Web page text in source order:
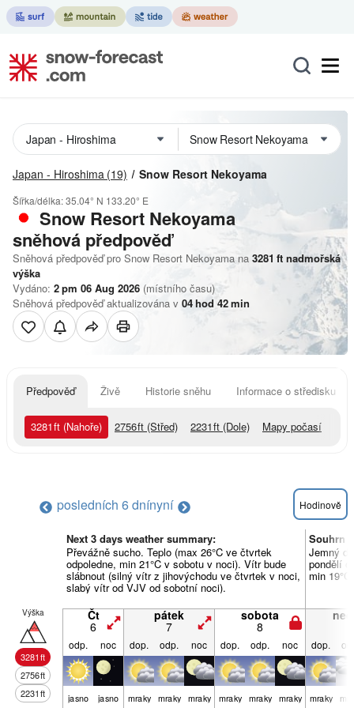
Japan - Hiroshima (19) Snow Resort Nekoyama
Šířka/délka:35.04° N 133.20° E
Snow Resort Nekoyama
sněhová předpověď
Sněhová předpověď pro Snow Resort Nekoyama na 3281 ft nadmořská
výška
Vydáno: 2 pm 06 Aug 2026 (místního času)
Sněhová předpověď aktualizována v 04hod 42min
Předpověď Živě Historie sněhu Informace o středisku
3281ft (Nahoře) 2756ft (Střed) 2231ft (Dole) Mapy počasí
posledních 6 dnínyní Hodinově
Next 3 days weather summary:
Převážně sucho. Teplo (max 26°C ve čtvrtek
odpoledne, min 21°C v sobotu v noci). Vítr bude
slábnout (silný vítr z jihovýchodu ve čtvrtek v noci,
slabý vítr od VJV od sobotní noci).
Souhrn
Jemný
pondělí
min
Výška
3281ft
2756ft
2231ft
Čt
6
pátek
7
sobota
8
odp. noc dop. odp. noc dop. odp. noc dop.
jasno jasno mraky mraky mraky mraky mraky mraky mraky